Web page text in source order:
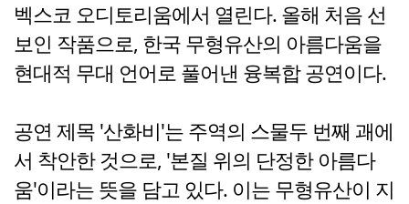
벡스코 오디토리움에서 열린다. 올해 처음 선
보인 작품으로, 한국 무형유산의 아름다움을
현대적 무대 언어로 풀어낸 융복합 공연이다.
공연 제목 '산화비'는 주역의 스물두 번째 괘에
서 착안한 것으로, '본질 위의 단정한 아름다
움'이라는 뜻을 담고 있다. 이는 무형유산이 지